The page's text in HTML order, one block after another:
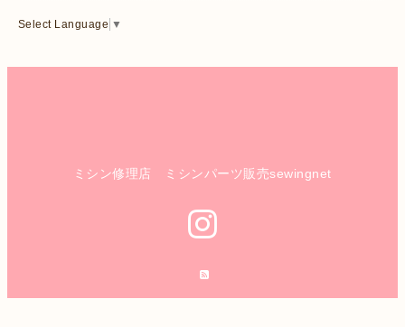
Select Language ▼
ミシン修理店 ミシンパーツ販売sewingnet